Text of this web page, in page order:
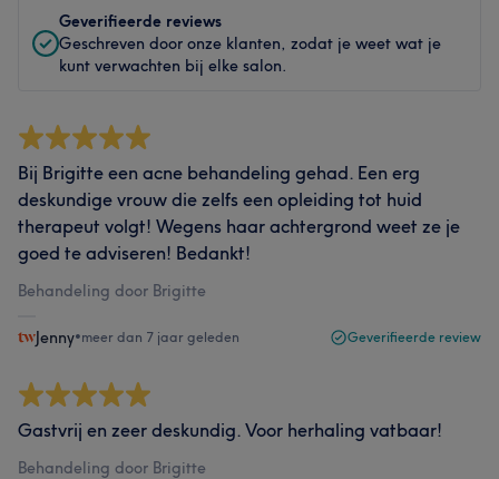
Geverifieerde reviews
Geschreven door onze klanten, zodat je weet wat je
kunt verwachten bij elke salon.
Bij Brigitte een acne behandeling gehad. Een erg
deskundige vrouw die zelfs een opleiding tot huid
therapeut volgt! Wegens haar achtergrond weet ze je
goed te adviseren! Bedankt!
Behandeling door Brigitte
Jenny•meer dan 7 jaar geleden Geverifieerde review
Gastvrij en zeer deskundig. Voor herhaling vatbaar!
Behandeling door Brigitte